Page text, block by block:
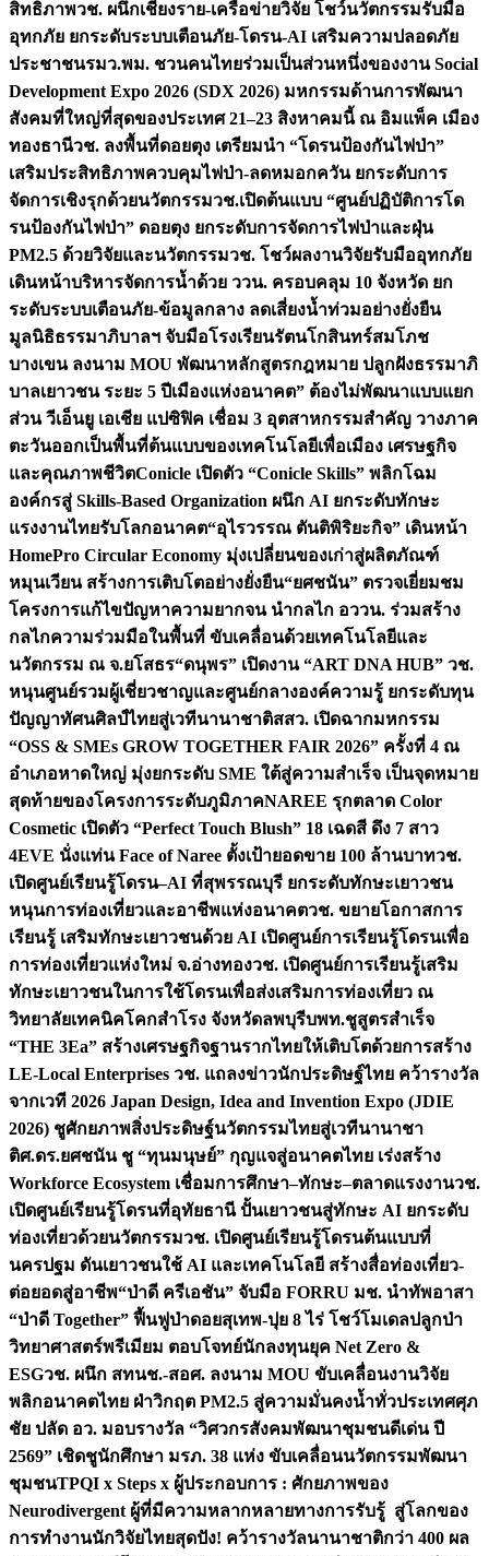
สิทธิภาพวช. ผนึกเชียงราย-เครือข่ายวิจัย โชว์นวัตกรรมรับมือ
อุทกภัย ยกระดับระบบเตือนภัย-โดรน-AI เสริมความปลอดภัย
ประชาชนรมว.พม. ชวนคนไทยร่วมเป็นส่วนหนึ่งของงาน Social
Development Expo 2026 (SDX 2026) มหกรรมด้านการพัฒนา
สังคมที่ใหญ่ที่สุดของประเทศ 21–23 สิงหาคมนี้ ณ อิมแพ็ค เมือง
ทองธานีวช. ลงพื้นที่ดอยตุง เตรียมนำ “โดรนป้องกันไฟป่า”
เสริมประสิทธิภาพควบคุมไฟป่า-ลดหมอกควัน ยกระดับการ
จัดการเชิงรุกด้วยนวัตกรรมวช.เปิดต้นแบบ “ศูนย์ปฏิบัติการโด
รนป้องกันไฟป่า” ดอยตุง ยกระดับการจัดการไฟป่าและฝุ่น
PM2.5 ด้วยวิจัยและนวัตกรรมวช. โชว์ผลงานวิจัยรับมืออุทกภัย
เดินหน้าบริหารจัดการน้ำด้วย ววน. ครอบคลุม 10 จังหวัด ยก
ระดับระบบเตือนภัย-ข้อมูลกลาง ลดเสี่ยงน้ำท่วมอย่างยั่งยืน
มูลนิธิธรรมาภิบาลฯ จับมือโรงเรียนรัตนโกสินทร์สมโภช
บางเขน ลงนาม MOU พัฒนาหลักสูตรกฎหมาย ปลูกฝังธรรมาภิ
บาลเยาวชน ระยะ 5 ปีเมืองแห่งอนาคต” ต้องไม่พัฒนาแบบแยก
ส่วน วีเอ็นยู เอเชีย แปซิฟิค เชื่อม 3 อุตสาหกรรมสำคัญ วางภาค
ตะวันออกเป็นพื้นที่ต้นแบบของเทคโนโลยีเพื่อเมือง เศรษฐกิจ
และคุณภาพชีวิตConicle เปิดตัว “Conicle Skills” พลิกโฉม
องค์กรสู่ Skills-Based Organization ผนึก AI ยกระดับทักษะ
แรงงานไทยรับโลกอนาคต“อุไรวรรณ ตันติพิริยะกิจ” เดินหน้า
HomePro Circular Economy มุ่งเปลี่ยนของเก่าสู่ผลิตภัณฑ์
หมุนเวียน สร้างการเติบโตอย่างยั่งยืน“ยศชนัน” ตรวจเยี่ยมชม
โครงการแก้ไขปัญหาความยากจน นำกลไก อววน. ร่วมสร้าง
กลไกความร่วมมือในพื้นที่ ขับเคลื่อนด้วยเทคโนโลยีและ
นวัตกรรม ณ จ.ยโสธร“ดนุพร” เปิดงาน “ART DNA HUB” วช.
หนุนศูนย์รวมผู้เชี่ยวชาญและศูนย์กลางองค์ความรู้ ยกระดับทุน
ปัญญาทัศนศิลป์ไทยสู่เวทีนานาชาติสสว. เปิดฉากมหกรรม
“OSS & SMEs GROW TOGETHER FAIR 2026” ครั้งที่ 4 ณ
อำเภอหาดใหญ่ มุ่งยกระดับ SME ใต้สู่ความสำเร็จ เป็นจุดหมาย
สุดท้ายของโครงการระดับภูมิภาคNAREE รุกตลาด Color
Cosmetic เปิดตัว “Perfect Touch Blush” 18 เฉดสี ดึง 7 สาว
4EVE นั่งแท่น Face of Naree ตั้งเป้ายอดขาย 100 ล้านบาทวช.
เปิดศูนย์เรียนรู้โดรน–AI ที่สุพรรณบุรี ยกระดับทักษะเยาวชน
หนุนการท่องเที่ยวและอาชีพแห่งอนาคตวช. ขยายโอกาสการ
เรียนรู้ เสริมทักษะเยาวชนด้วย AI เปิดศูนย์การเรียนรู้โดรนเพื่อ
การท่องเที่ยวแห่งใหม่ จ.อ่างทองวช. เปิดศูนย์การเรียนรู้เสริม
ทักษะเยาวชนในการใช้โดรนเพื่อส่งเสริมการท่องเที่ยว ณ
วิทยาลัยเทคนิคโคกสำโรง จังหวัดลพบุรีบพท.ชูสูตรสำเร็จ
“THE 3Ea” สร้างเศรษฐกิจฐานรากไทยให้เติบโตด้วยการสร้าง
LE-Local Enterprises วช. แถลงข่าวนักประดิษฐ์ไทย คว้ารางวัล
จากเวที 2026 Japan Design, Idea and Invention Expo (JDIE
2026) ชูศักยภาพสิ่งประดิษฐ์นวัตกรรมไทยสู่เวทีนานาชา
ติศ.ดร.ยศชนัน ชู “ทุนมนุษย์” กุญแจสู่อนาคตไทย เร่งสร้าง
Workforce Ecosystem เชื่อมการศึกษา–ทักษะ–ตลาดแรงงานวช.
เปิดศูนย์เรียนรู้โดรนที่อุทัยธานี ปั้นเยาวชนสู่ทักษะ AI ยกระดับ
ท่องเที่ยวด้วยนวัตกรรมวช. เปิดศูนย์เรียนรู้โดรนต้นแบบที่
นครปฐม ดันเยาวชนใช้ AI และเทคโนโลยี สร้างสื่อท่องเที่ยว-
ต่อยอดสู่อาชีพ“ป่าดี ครีเอชัน” จับมือ FORRU มช. นำทัพอาสา
“ป่าดี Together” ฟื้นฟูป่าดอยสุเทพ-ปุย 8 ไร่ โชว์โมเดลปลูกป่า
วิทยาศาสตร์พรีเมียม ตอบโจทย์นักลงทุนยุค Net Zero &
ESGวช. ผนึก สทนช.-สอศ. ลงนาม MOU ขับเคลื่อนงานวิจัย
พลิกอนาคตไทย ฝ่าวิกฤต PM2.5 สู่ความมั่นคงน้ำทั่วประเทศศุภ
ชัย ปลัด อว. มอบรางวัล “วิศวกรสังคมพัฒนาชุมชนดีเด่น ปี
2569” เชิดชูนักศึกษา มรภ. 38 แห่ง ขับเคลื่อนนวัตกรรมพัฒนา
ชุมชนTPQI x Steps x ผู้ประกอบการ : ศักยภาพของ
Neurodivergent ผู้ที่มีความหลากหลายทางการรับรู้ สู่โลกของ
การทำงานนักวิจัยไทยสุดปัง! คว้ารางวัลนานาชาติกว่า 400 ผล